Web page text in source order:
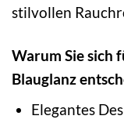
stilvollen
Warum Sie sich
Blauglanz
Elegantes